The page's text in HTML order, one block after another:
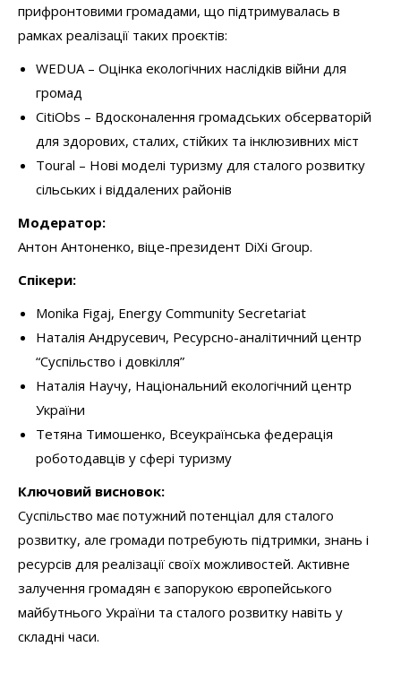
прифронтовими громадами, що підтримувалась в
рамках реалізації таких проєктів:
WEDUA – Оцінка екологічних наслідків війни для
громад
CitiObs – Вдосконалення громадських обсерваторій
для здорових, сталих, стійких та інклюзивних міст
Toural – Нові моделі туризму для сталого розвитку
сільських і віддалених районів
Модератор:
Антон Антоненко, віце-президент DiXi Group.
Спікери:
Monika Figaj, Energy Community Secretariat
Наталія Андрусевич, Ресурсно-аналітичний центр
“Суспільство і довкілля”
Наталія Научу, Національний екологічний центр
України
Тетяна Тимошенко, Всеукраїнська федерація
роботодавців у сфері туризму
Ключовий висновок:
Суспільство має потужний потенціал для сталого
розвитку, але громади потребують підтримки, знань і
ресурсів для реалізації своїх можливостей. Активне
залучення громадян є запорукою європейського
майбутнього України та сталого розвитку навіть у
складні часи.